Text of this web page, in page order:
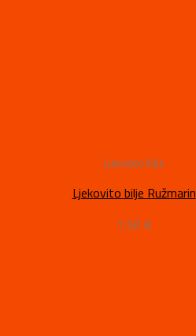
Ljekovito bilje
Ljekovito bilje Ružmarin
1,50 €